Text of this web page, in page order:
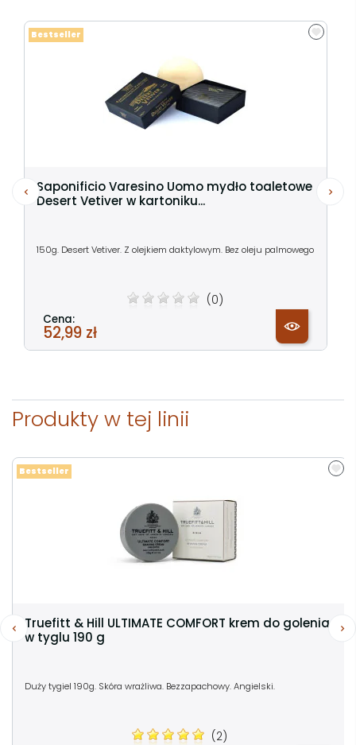
Saponificio Varesino Uomo mydło toaletowe
Desert Vetiver w kartoniku...
150g. Desert Vetiver. Z olejkiem daktylowym. Bez oleju palmowego
(0)
Cena:
52,99 zł
Bestseller
Produkty w tej linii
Truefitt & Hill ULTIMATE COMFORT krem do golenia
w tyglu 190 g
Duży tygiel 190g. Skóra wrażliwa. Bezzapachowy. Angielski.
(2)
Bestseller